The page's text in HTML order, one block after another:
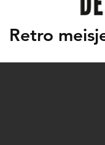
Retro